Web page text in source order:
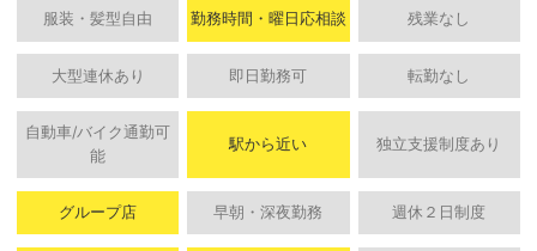
服装・髪型自由 勤務時間・曜日応相談 残業なし
大型連休あり 即日勤務可 転勤なし
自動車/バイク通勤可
能
駅から近い 独立支援制度あり
グループ店 早朝・深夜勤務 週休２日制度